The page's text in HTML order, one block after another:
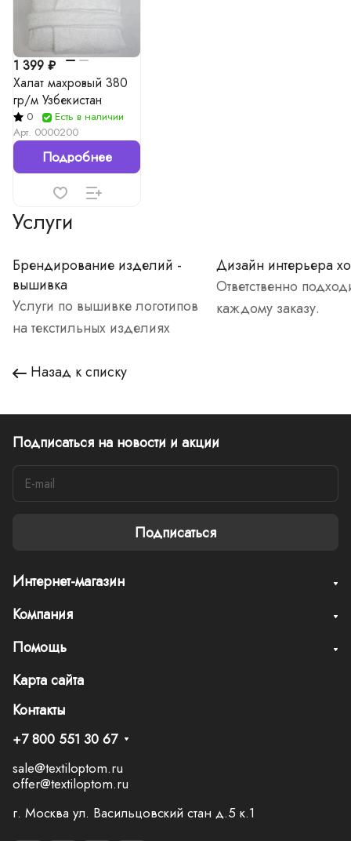
1 399 ₽
Халат махровый 380
гр/м Узбекистан
0
Есть в наличии
Арт. 0000200
Подробнее
Услуги
Брендирование изделий -
вышивка
Услуги по вышивке логотипов
на текстильных изделиях
Дизайн интерьера
Ответственно
каждому заказу.
Назад к списку
Подписаться на новости и акции
Подписаться
Интернет-магазин
Компания
Помощь
Карта сайта
Контакты
+7 800 551 30 67
sale@textiloptom.ru
offer@textiloptom.ru
г. Москва ул. Васильцовский стан д.5 к.1